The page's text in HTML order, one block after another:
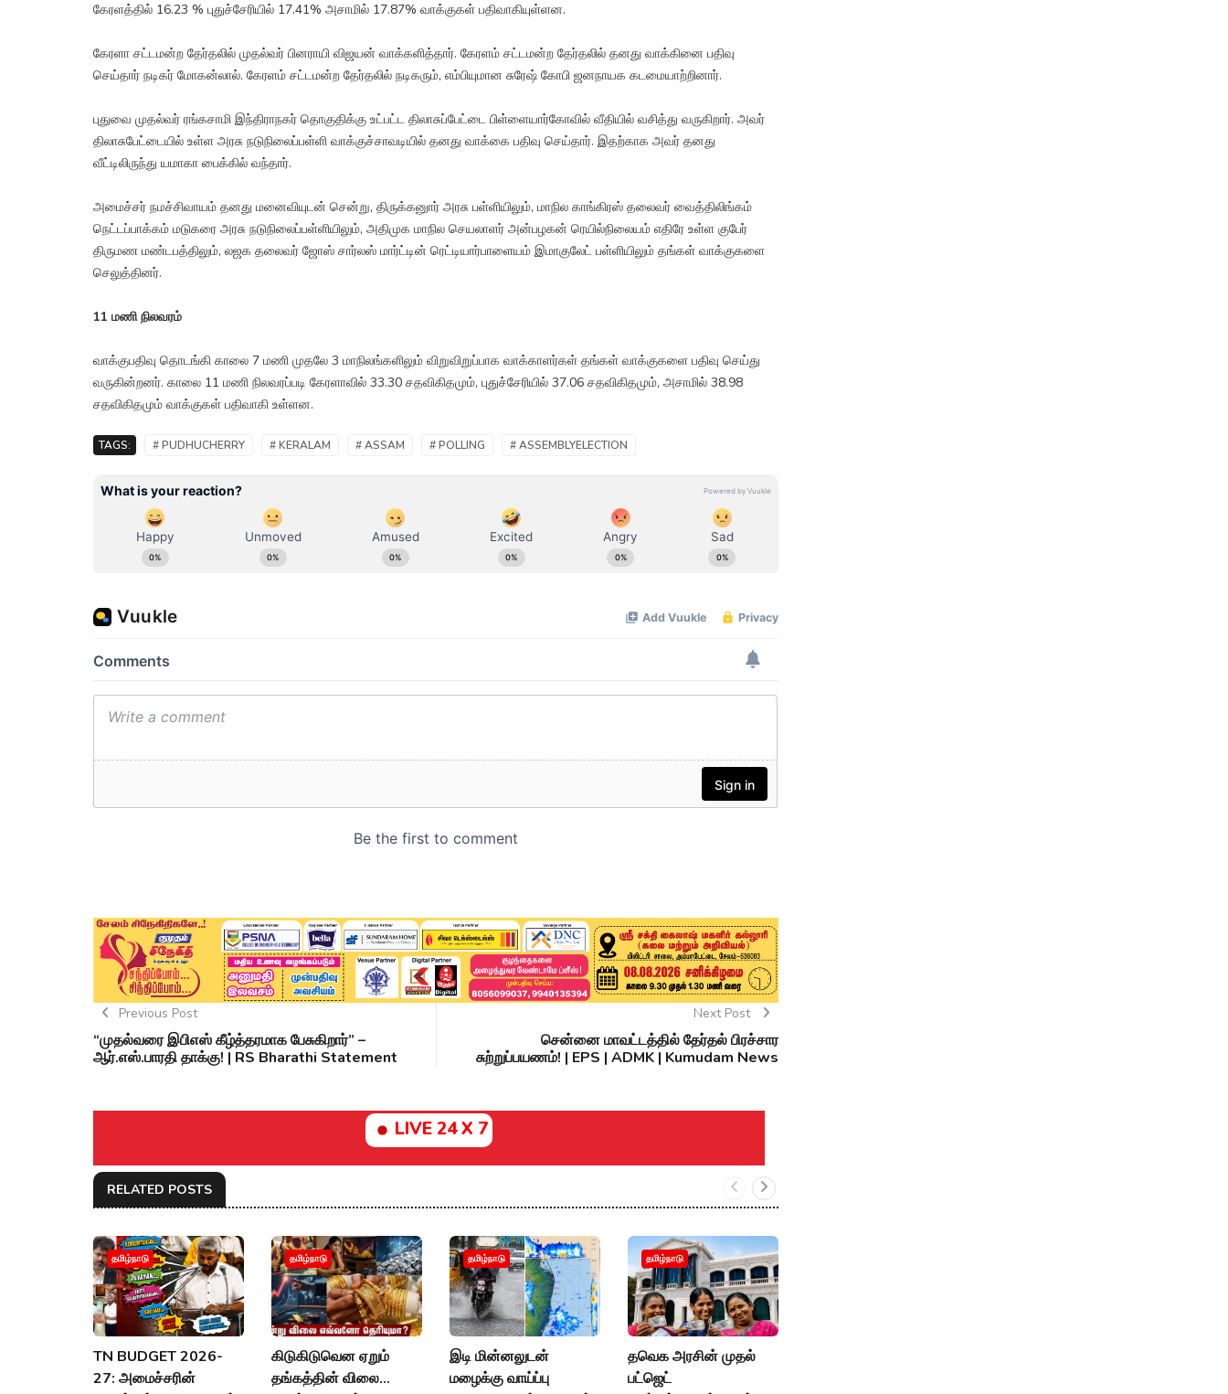
கேரளத்தில் 16.23 % புதுச்சேரியில் 17.41% அசாமில் 17.87% வாக்குகள் பதிவாகியுள்ளன.
கேரளா சட்டமன்ற தேர்தலில் முதல்வர் பினராயி விஜயன் வாக்களித்தார். கேரளம் சட்டமன்ற தேர்தலில் தனது வாக்கினை பதிவு
செய்தார் நடிகர் மோகன்லால். கேரளம் சட்டமன்ற தேர்தலில் நடிகரும், எம்பியுமான சுரேஷ் கோபி ஜனநாயக கடமையாற்றினார்.
புதுவை முதல்வர் ரங்கசாமி இந்திராநகர் தொகுதிக்கு உட்பட்ட திலாசுப்பேட்டை பிள்ளையார்கோவில் வீதியில் வசித்து வருகிறார். அவர்
திலாசுபேட்டையில் உள்ள அரசு நடுநிலைப்பள்ளி வாக்குச்சாவடியில் தனது வாக்கை பதிவு செய்தார். இதற்காக அவர் தனது
வீட்டிலிருந்து யமாகா பைக்கில் வந்தார்.
அமைச்சர் நமச்சிவாயம் தனது மனைவியுடன் சென்று, திருக்கனுார் அரசு பள்ளியிலும், மாநில காங்கிரஸ் தலைவர் வைத்திலிங்கம்
நெட்டப்பாக்கம் மடுகரை அரசு நடுநிலைப்பள்ளியிலும், அதிமுக மாநில செயலாளர் அன்பழகன் ரெயில்நிலையம் எதிரே உள்ள குபேர்
திருமண மண்டபத்திலும், லஜக தலைவர் ஜோஸ் சார்லஸ் மார்ட்டின் ரெட்டியார்பாளையம் இமாகுலேட் பள்ளியிலும் தங்கள் வாக்குகளை
செலுத்தினர்.
11 மணி நிலவரம்
வாக்குபதிவு தொடங்கி காலை 7 மணி முதலே 3 மாநிலங்களிலும் விறுவிறுப்பாக வாக்காளர்கள் தங்கள் வாக்குகளை பதிவு செய்து
வருகின்றனர். காலை 11 மணி நிலவரப்படி கேரளாவில் 33.30 சதவிகிதமும், புதுச்சேரியில் 37.06 சதவிகிதமும், அசாமில் 38.98
சதவிகிதமும் வாக்குகள் பதிவாகி உள்ளன.
TAGS: # PUDHUCHERRY # KERALAM # ASSAM # POLLING # ASSEMBLYELECTION
Previous Post
“முதல்வரை இபிஎஸ் கீழ்த்தரமாக பேசுகிறார்” –
ஆர்.எஸ்.பாரதி தாக்கு! | RS Bharathi Statement
Next Post
சென்னை மாவட்டத்தில் தேர்தல் பிரச்சார
சுற்றுப்பயணம்! | EPS | ADMK | Kumudam News
LIVE 24 X 7
RELATED POSTS
தமிழ்நாடு
TN BUDGET 2026-
27: அமைச்சரின்
தமிழ்நாடு
கிடுகிடுவென ஏறும்
தங்கத்தின் விலை...
தமிழ்நாடு
இடி மின்னலுடன்
மழைக்கு வாய்ப்பு
தமிழ்நாடு
தவெக அரசின் முதல்
பட்ஜெட்